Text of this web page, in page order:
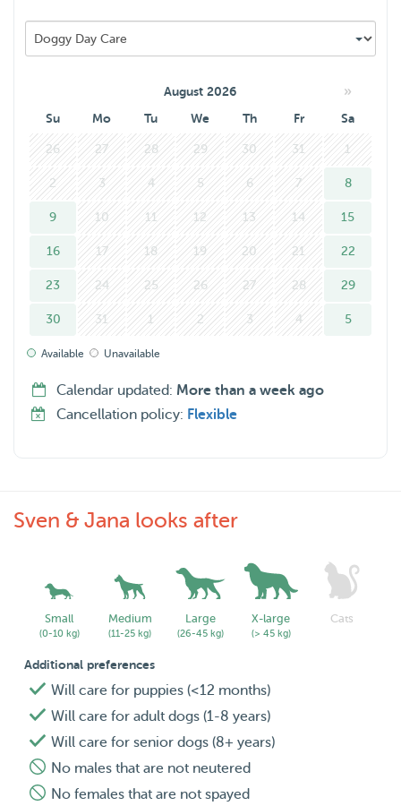
August 2026 »
Su Mo Tu We Th Fr Sa
26 27 28 29 30 31 1
2 3 4 5 6 7 8
9 10 11 12 13 14 15
16 17 18 19 20 21 22
23 24 25 26 27 28 29
30 31 1 2 3 4 5
Available Unavailable
Calendar updated: More than a week ago
Cancellation policy: Flexible
Sven & Jana looks after
Small
(0-10 kg)
Medium
(11-25 kg)
Large
(26-45 kg)
X-large
(> 45 kg)
Cats
Additional preferences
Will care for puppies (<12 months)
Will care for adult dogs (1-8 years)
Will care for senior dogs (8+ years)
No males that are not neutered
No females that are not spayed